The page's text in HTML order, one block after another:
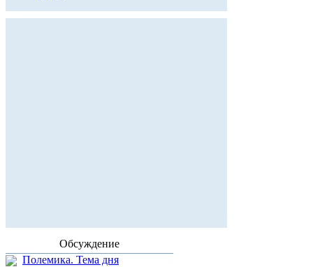
Обсуждение
Полемика. Тема дня